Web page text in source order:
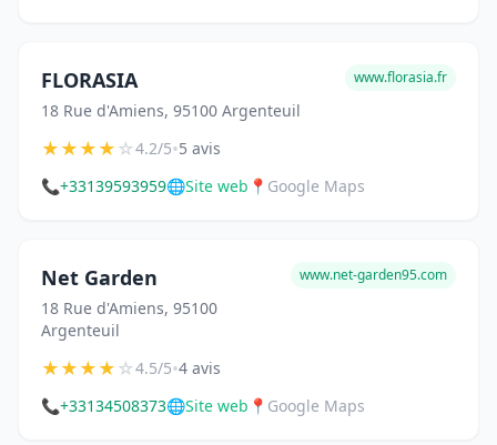
FLORASIA
18 Rue d'Amiens, 95100 Argenteuil
www.florasia.fr
★★★★☆4.2/5•5 avis
📞+33139593959🌐Site web 📍 Google Maps
Net Garden
18 Rue d'Amiens, 95100
Argenteuil
www.net-garden95.com
★★★★☆4.5/5•4 avis
📞+33134508373🌐Site web 📍 Google Maps